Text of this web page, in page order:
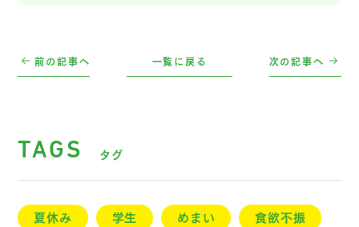
前の記事へ 次の記事へ
一覧に戻る
TAGS タグ
夏休み 学生 めまい
食欲不振